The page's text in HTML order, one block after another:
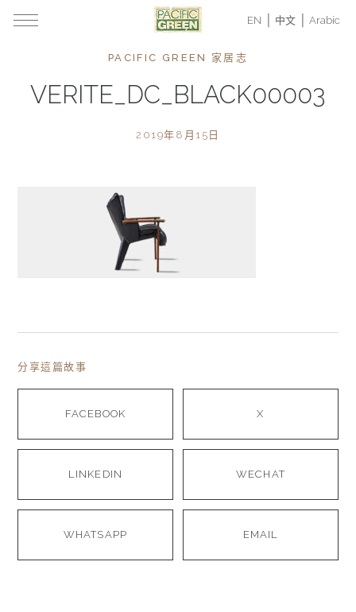
EN 中文 Arabic
PACIFIC GREEN 家居志
VERITE_DC_BLACK00003
2019年8月15日
分享這篇故事
FACEBOOK X
LINKEDIN WECHAT
WHATSAPP EMAIL